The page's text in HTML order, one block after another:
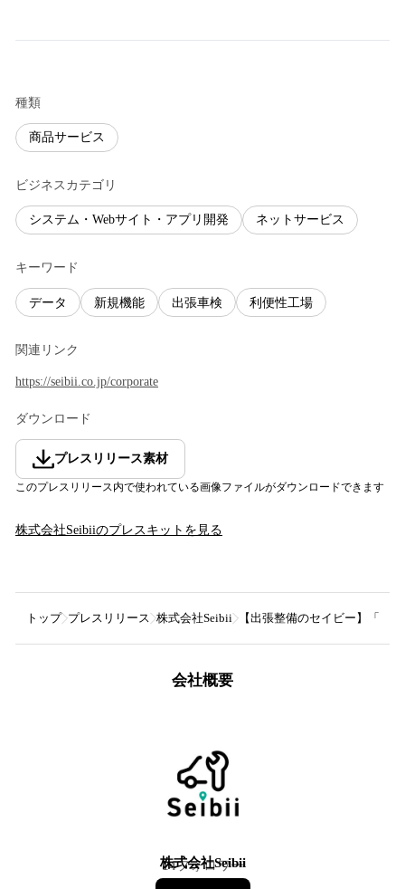
種類
商品サービス
ビジネスカテゴリ
システム・Webサイト・アプリ開発 ネットサービス
キーワード
データ 新規機能 出張車検 利便性工場
関連リンク
https://seibii.co.jp/corporate
ダウンロード
プレスリリース素材
このプレスリリース内で使われている画像ファイルがダウンロードできます
株式会社Seibiiのプレスキットを見る
トップ プレスリリース 株式会社Seibii 【出張整備のセイビー】「見
会社概要
株式会社Seibii
14フォロワー